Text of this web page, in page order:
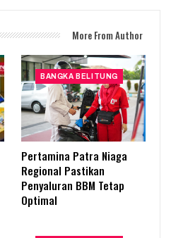
More From Author
BANGKA BELITUNG
Pertamina Patra Niaga
Regional Pastikan
Penyaluran BBM Tetap
Optimal